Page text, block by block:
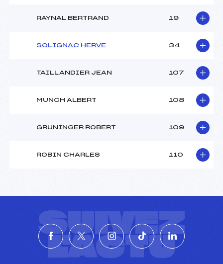
RAYNAL BERTRAND 19
SOLIGNAC HERVE 34
TAILLANDIER JEAN 107
MUNCH ALBERT 108
GRUNINGER ROBERT 109
ROBIN CHARLES 110
SUIVEZ
L'ACTU